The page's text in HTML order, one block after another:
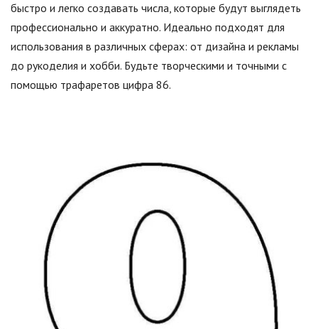
быстро и легко создавать числа, которые будут выглядеть
профессионально и аккуратно. Идеально подходят для
использования в различных сферах: от дизайна и рекламы
до рукоделия и хобби. Будьте творческими и точными с
помощью трафаретов цифра 86.